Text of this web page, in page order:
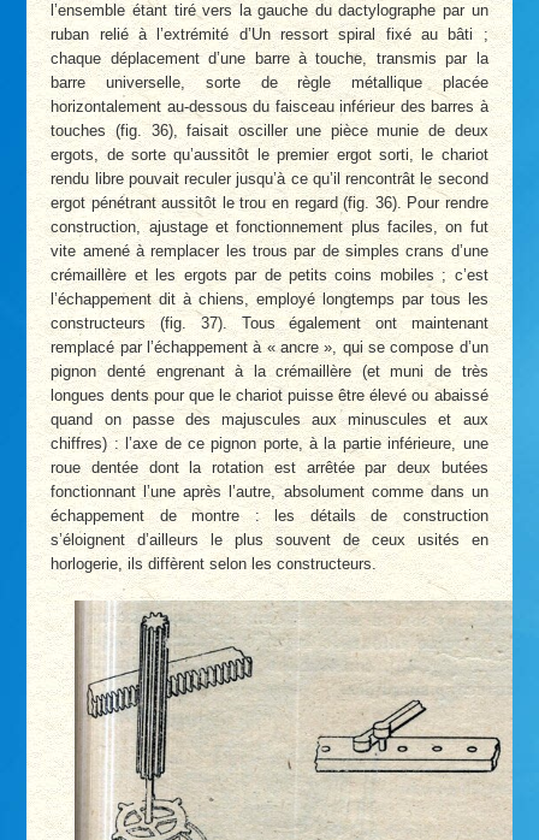
l’ensemble étant tiré vers la gauche du dactylographe par un
ruban relié à l’extrémité d’Un ressort spiral fixé au bâti ;
chaque déplacement d’une barre à touche, transmis par la
barre universelle, sorte de règle métallique placée
horizontalement au-dessous du faisceau inférieur des barres à
touches (fig. 36), faisait osciller une pièce munie de deux
ergots, de sorte qu’aussitôt le premier ergot sorti, le chariot
rendu libre pouvait reculer jusqu’à ce qu’il rencontrât le second
ergot pénétrant aussitôt le trou en regard (fig. 36). Pour rendre
construction, ajustage et fonctionnement plus faciles, on fut
vite amené à remplacer les trous par de simples crans d’une
crémaillère et les ergots par de petits coins mobiles ; c’est
l’échappement dit à chiens, employé longtemps par tous les
constructeurs (fig. 37). Tous également ont maintenant
remplacé par l’échappement à « ancre », qui se compose d’un
pignon denté engrenant à la crémaillère (et muni de très
longues dents pour que le chariot puisse être élevé ou abaissé
quand on passe des majuscules aux minuscules et aux
chiffres) : l’axe de ce pignon porte, à la partie inférieure, une
roue dentée dont la rotation est arrêtée par deux butées
fonctionnant l’une après l’autre, absolument comme dans un
échappement de montre : les détails de construction
s’éloignent d’ailleurs le plus souvent de ceux usités en
horlogerie, ils diffèrent selon les constructeurs.